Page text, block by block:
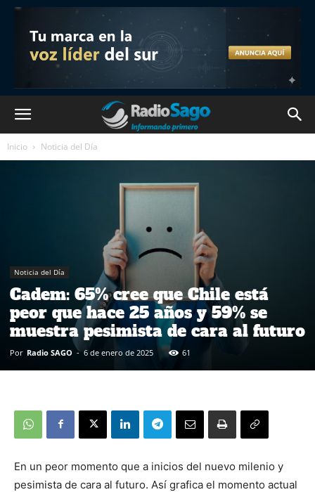
Inicio Noticia del Día
Noticia del Día
Cadem: 65% cree que Chile está
peor que hace 25 años y 59% se
muestra pesimista de cara al futuro
Por Radio SAGO - 6 de enero de 2025 61
En un peor momento que a inicios del nuevo milenio y
pesimista de cara al futuro. Así grafica el momento actual